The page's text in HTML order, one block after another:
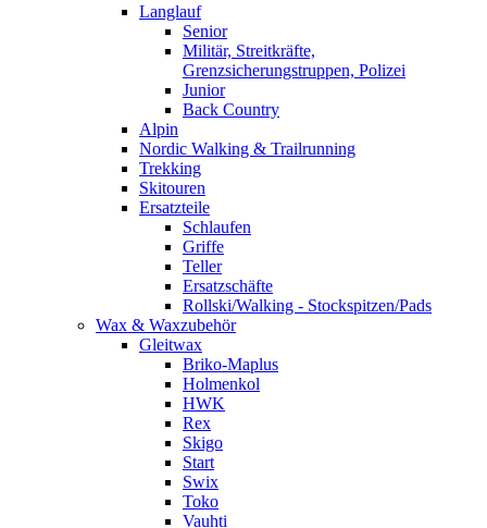
Langlauf
Senior
Militär, Streitkräfte,
Grenzsicherungstruppen, Polizei
Junior
Back Country
Alpin
Nordic Walking & Trailrunning
Trekking
Skitouren
Ersatzteile
Schlaufen
Griffe
Teller
Ersatzschäfte
Rollski/Walking - Stockspitzen/Pads
Wax & Waxzubehör
Gleitwax
Briko-Maplus
Holmenkol
HWK
Rex
Skigo
Start
Swix
Toko
Vauhti